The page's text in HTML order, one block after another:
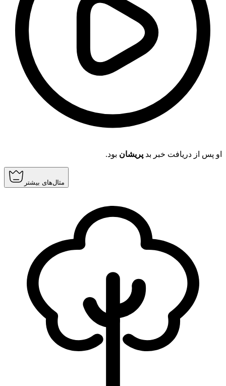
او پس از دریافت خبر بد پریشان بود.
مثال‌های بیشتر